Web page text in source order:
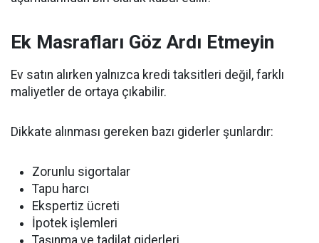
Ek Masrafları Göz Ardı Etmeyin
Ev satın alırken yalnızca kredi taksitleri değil, farklı
maliyetler de ortaya çıkabilir.
Dikkate alınması gereken bazı giderler şunlardır:
Zorunlu sigortalar
Tapu harcı
Ekspertiz ücreti
İpotek işlemleri
Taşınma ve tadilat giderleri